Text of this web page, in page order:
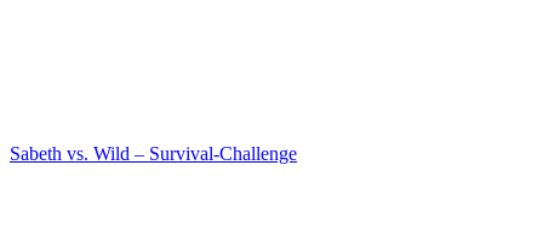
Sabeth vs. Wild – Survival-Challenge